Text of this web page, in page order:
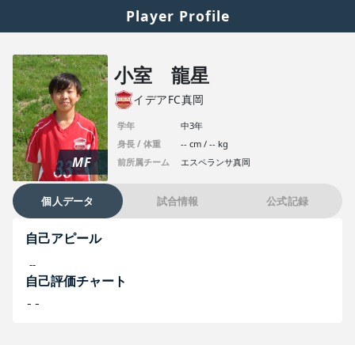
Player Profile
MF
小室 龍星
イデアFC真岡
学年
中3年
身長 / 体重
-- cm / -- kg
前所属チーム
エスペランサ真岡
個人データ 試合情報 公式記録
自己アピール
--
自己評価チャート
--